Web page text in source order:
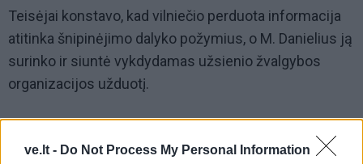
ve.lt - Do Not Process My Personal Information
Teisėjai konstavo, kad vilniečio perduota informacija
atitinka šnipinėjimo dalyko požymius, o M. Danielius ją
surinko ir siuntė vykdydamas užsienio žvalgybos
organizacijos užduotį.